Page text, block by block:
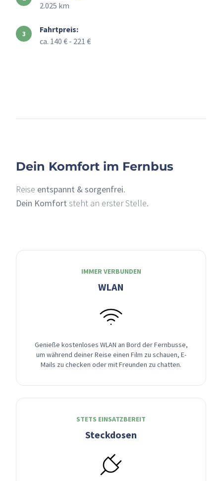
2.025 km
Fahrtpreis:
ca. 140 € - 221 €
Dein Komfort im Fernbus
Reise entspannt & sorgenfrei.
Dein Komfort steht an erster Stelle.
IMMER VERBUNDEN
WLAN
Genieße kostenloses WLAN an Bord der Fernbusse,
um während deiner Reise einen Film zu schauen, E-
Mails zu checken oder mit Freunden zu chatten.
STETS EINSATZBEREIT
Steckdosen